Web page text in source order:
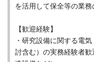
を活用して保全等の業務
【歓迎経験】
・研究設備に関する電
討含む）の実務経験者